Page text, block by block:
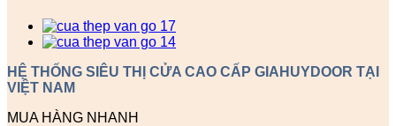
HỆ THỐNG SIÊU THỊ CỬA CAO CẤP GIAHUYDOOR TẠI
VIỆT NAM
MUA HÀNG NHANH